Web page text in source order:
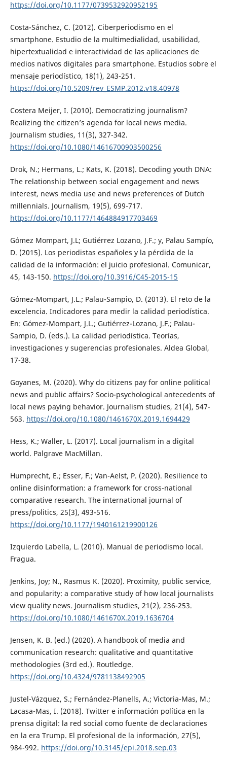
https://doi.org/10.1177/0739532920952195
Costa-Sánchez, C. (2012). Ciberperiodismo en el
smartphone. Estudio de la multimedialidad, usabilidad,
hipertextualidad e interactividad de las aplicaciones de
medios nativos digitales para smartphone. Estudios sobre el
mensaje periodístico, 18(1), 243-251.
https://doi.org/10.5209/rev_ESMP.2012.v18.40978
Costera Meijer, I. (2010). Democratizing journalism?
Realizing the citizen’s agenda for local news media.
Journalism studies, 11(3), 327-342.
https://doi.org/10.1080/14616700903500256
Drok, N.; Hermans, L.; Kats, K. (2018). Decoding youth DNA:
The relationship between social engagement and news
interest, news media use and news preferences of Dutch
millennials. Journalism, 19(5), 699-717.
https://doi.org/10.1177/1464884917703469
Gómez Mompart, J.L; Gutiérrez Lozano, J.F.; y, Palau Sampío,
D. (2015). Los periodistas españoles y la pérdida de la
calidad de la información: el juicio profesional. Comunicar,
45, 143-150. https://doi.org/10.3916/C45-2015-15
Gómez-Mompart, J.L.; Palau-Sampio, D. (2013). El reto de la
excelencia. Indicadores para medir la calidad periodística.
En: Gómez-Mompart, J.L.; Gutiérrez-Lozano, J.F.; Palau-
Sampio, D. (eds.). La calidad periodística. Teorías,
investigaciones y sugerencias profesionales. Aldea Global,
17-38.
Goyanes, M. (2020). Why do citizens pay for online political
news and public affairs? Socio-psychological antecedents of
local news paying behavior. Journalism studies, 21(4), 547-
563. https://doi.org/10.1080/1461670X.2019.1694429
Hess, K.; Waller, L. (2017). Local journalism in a digital
world. Palgrave MacMillan.
Humprecht, E.; Esser, F.; Van-Aelst, P. (2020). Resilience to
online disinformation: a framework for cross-national
comparative research. The international journal of
press/politics, 25(3), 493-516.
https://doi.org/10.1177/1940161219900126
Izquierdo Labella, L. (2010). Manual de periodismo local.
Fragua.
Jenkins, Joy; N., Rasmus K. (2020). Proximity, public service,
and popularity: a comparative study of how local journalists
view quality news. Journalism studies, 21(2), 236-253.
https://doi.org/10.1080/1461670X.2019.1636704
Jensen, K. B. (ed.) (2020). A handbook of media and
communication research: qualitative and quantitative
methodologies (3rd ed.). Routledge.
https://doi.org/10.4324/9781138492905
Justel-Vázquez, S.; Fernández-Planells, A.; Victoria-Mas, M.;
Lacasa-Mas, I. (2018). Twitter e información política en la
prensa digital: la red social como fuente de declaraciones
en la era Trump. El profesional de la información, 27(5),
984-992. https://doi.org/10.3145/epi.2018.sep.03